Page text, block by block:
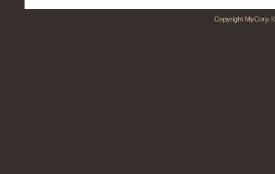
Copyright MyCorp